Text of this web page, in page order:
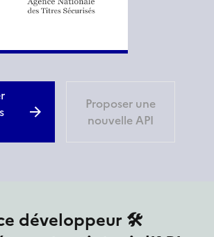
Proposer une
nouvelle API
développeur 🛠